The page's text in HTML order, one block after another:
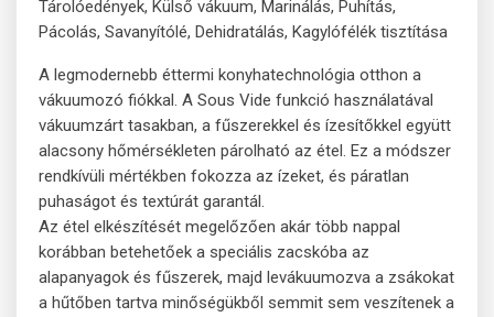
Tárolóedények, Külső vákuum, Marinálás, Puhítás,
Pácolás, Savanyítólé, Dehidratálás, Kagylófélék tisztítása
A legmodernebb éttermi konyhatechnológia otthon a
vákuumozó fiókkal. A Sous Vide funkció használatával
vákuumzárt tasakban, a fűszerekkel és ízesítőkkel együtt
alacsony hőmérsékleten párolható az étel. Ez a módszer
rendkívüli mértékben fokozza az ízeket, és páratlan
puhaságot és textúrát garantál.
Az étel elkészítését megelőzően akár több nappal
korábban betehetőek a speciális zacskóba az
alapanyagok és fűszerek, majd levákuumozva a zsákokat
a hűtőben tartva minőségükből semmit sem veszítenek a